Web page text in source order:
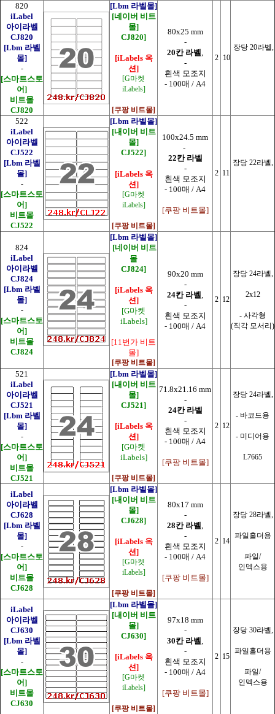
820
iLabel
아이라벨
CJ820
[Lbm 라벨
몰]
-
[스마트스토
어]
비트몰
CJ820
[Lbm 라벨몰]
[네이버 비트
몰]
CJ820]
[iLabels 옥
션]
[G마켓
iLabels]
[쿠팡 비트몰]
80x25 mm
-
20칸 라벨
-
흰색 모조지
- 100매 / A4
2 10
장당 20라벨,
522
iLabel
아이라벨
CJ522
[Lbm 라벨
몰]
-
[스마트스토
어]
비트몰
CJ522
[Lbm 라벨몰]
[내이버 비트
몰]
CJ522]
[iLabels 옥
션]
[G마켓
iLabels]
[쿠팡 비트몰]
100x24.5 mm
-
22칸 라벨
-
흰색 모조지
- 100매 / A4
[쿠팡 비트몰]
2 11
장당 22라벨,
824
iLabel
아이라벨
CJ824
[Lbm 라벨
몰]
-
[스마트스토
어]
비트몰
CJ824
[Lbm 라벨몰]
[네이버 비트
몰
CJ824]
[iLabels 옥
션]
[G마켓
iLabels]
[11번가 비트
몰]
[쿠팡 비트몰]
90x20 mm
-
24칸 라벨
-
흰색 모조지
- 100매 / A4
2 12
장당 24라벨,
2x12
- 사각형
(직각 모서리)
521
iLabel
아이라벨
CJ521
[Lbm 라벨
몰]
-
[스마트스토
어]
비트몰
CJ521
[Lbm 라벨몰]
[내이버 비트
몰]
CJ521]
[iLabels 옥
션]
[G마켓
iLabels]
[쿠팡 비트몰]
71.8x21.16 mm
-
24칸 라벨
-
흰색 모조지
- 100매 / A4
[쿠팡 비트몰]
2 12
장당 24라벨,
- 바코드용
- 미디어용
L7665
iLabel
아이라벨
CJ628
[Lbm 라벨
몰]
-
[스마트스토
어]
비트몰
CJ628
[Lbm 라벨몰]
[내이버 비트
몰]
CJ628]
[iLabels 옥
션]
[G마켓
iLabels]
[쿠팡 비트몰]
80x17 mm
-
28칸 라벨
-
흰색 모조지
- 100매 / A4
[쿠팡 비트몰]
2 14
장당 28라벨,
파일홀더용
파일/
인덱스용
iLabel
아이라벨
CJ630
[Lbm 라벨
몰]
-
[스마트스토
어]
비트몰
CJ630
[Lbm 라벨몰]
[내이버 비트
몰]
CJ630]
[iLabels 옥
션]
[G마켓
iLabels]
[쿠팡 비트몰]
97x18 mm
-
30칸 라벨
-
흰색 모조지
- 100매 / A4
[쿠팡 비트몰]
2 15
장당 30라벨,
파일홀더용
파일/
인덱스용